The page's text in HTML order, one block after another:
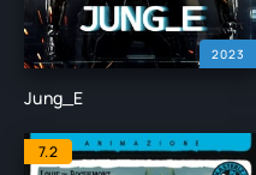
2023
Jung_E
7.2